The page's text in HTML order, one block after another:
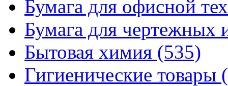
Бумага для офисной
Бумага для чертежных
Бытовая химия (535)
Гигиенические товары